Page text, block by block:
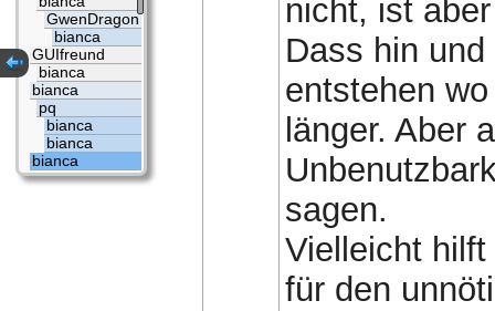
nicht, ist
Dass hin
entstehen
länger. Aber
sagen.
Vielleicht
für den
GwenDragon
bianca
GUIfreund
bianca
bianca
pq
bianca
bianca
bianca